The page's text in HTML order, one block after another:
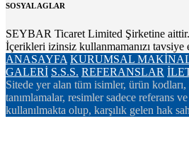
SOSYAL AGLAR
SEYBAR Ticaret Limited Şirketine aittir.
İçerikleri izinsiz kullanmamanızı tavsiye
ANASAYFA KURUMSAL
GALERİ S.S.S. REFERANSLAR
Sitede yer alan tüm isimler, ürün
tanımlamalar, resimler sadece referans
kullanılmakta olup, karşılık gelen hak